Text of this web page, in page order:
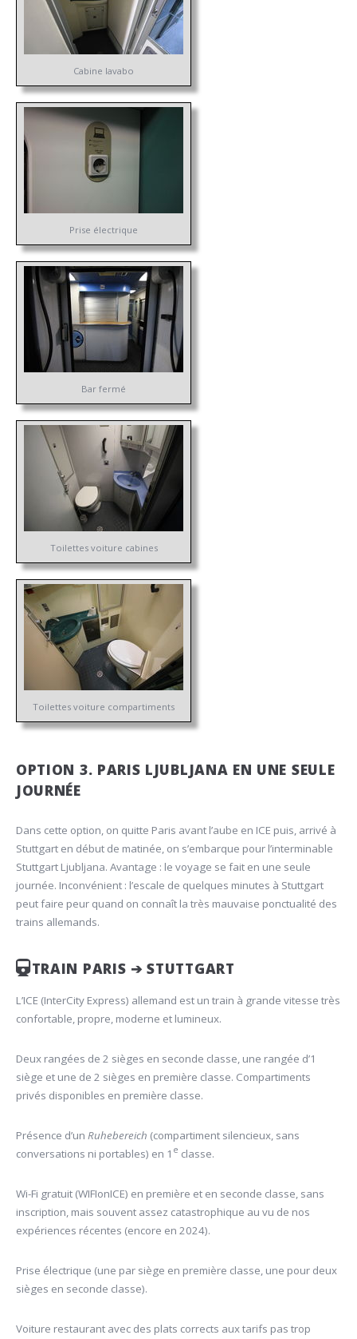
Cabine lavabo
Prise électrique
Bar fermé
Toilettes voiture cabines
Toilettes voiture compartiments
OPTION 3. PARIS LJUBLJANA EN UNE SEULE
JOURNÉE
Dans cette option, on quitte Paris avant l’aube en ICE puis, arrivé à
Stuttgart en début de matinée, on s’embarque pour l’interminable
Stuttgart Ljubljana. Avantage : le voyage se fait en une seule
journée. Inconvénient : l’escale de quelques minutes à Stuttgart
peut faire peur quand on connaît la très mauvaise ponctualité des
trains allemands.
TRAIN PARIS ➔ STUTTGART
L’ICE (InterCity Express) allemand est un train à grande vitesse très
confortable, propre, moderne et lumineux.
Deux rangées de 2 sièges en seconde classe, une rangée d’1
siège et une de 2 sièges en première classe. Compartiments
privés disponibles en première classe.
Présence d’un Ruhebereich (compartiment silencieux, sans
conversations ni portables) en 1 e classe.
Wi-Fi gratuit (WIFIonICE) en première et en seconde classe, sans
inscription, mais souvent assez catastrophique au vu de nos
expériences récentes (encore en 2024).
Prise électrique (une par siège en première classe, une pour deux
sièges en seconde classe).
Voiture restaurant avec des plats corrects aux tarifs pas trop